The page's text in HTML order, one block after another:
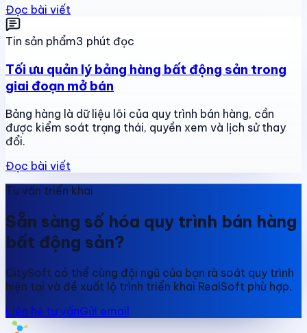
Đọc bài viết
Tin sản phẩm3 phút đọc
Tối ưu quản lý bảng hàng bất động sản trong
giai đoạn mở bán
Bảng hàng là dữ liệu lõi của quy trình bán hàng, cần
được kiểm soát trạng thái, quyền xem và lịch sử thay
đổi.
Đọc bài viết
Tư vấn triển khai
Sẵn sàng số hóa quy trình bán hàng
bất động sản?
CitySoft có thể cùng đội ngũ của bạn rà soát quy trình
hiện tại và đề xuất lộ trình triển khai RealSoft phù hợp.
Liên hệ tư vấnGửi email